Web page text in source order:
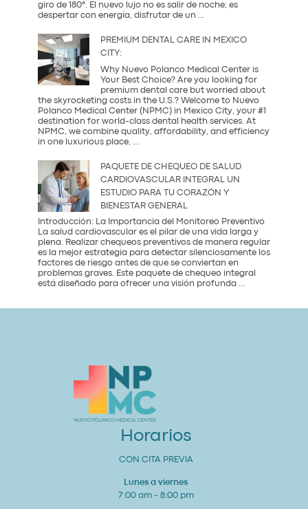
giro de 180°. El nuevo lujo no es salir de noche; es
despertar con energía, disfrutar de un ...
una
Descubre
la
tendencia
más
saludable
del
2026
PREMIUM DENTAL CARE IN MEXICO
CITY:
Why Nuevo Polanco Medical Center is
Your Best Choice? Are you looking for
premium dental care but worried about
the skyrocketing costs in the U.S.? Welcome to Nuevo
Polanco Medical Center (NPMC) in Mexico City, your #1
destination for world-class dental health services. At
NPMC, we combine quality, affordability, and efficiency
in one luxurious place,
Care
Mexico
City:
PAQUETE DE CHEQUEO DE SALUD
CARDIOVASCULAR INTEGRAL UN
ESTUDIO PARA TU CORAZÓN Y
BIENESTAR GENERAL
Introducción: La Importancia del Monitoreo Preventivo
La salud cardiovascular es el pilar de una vida larga y
plena. Realizar chequeos preventivos de manera regular
es la mejor estrategia para detectar silenciosamente los
factores de riesgo antes de que se conviertan en
problemas graves. Este paquete de chequeo integral
está diseñado para ofrecer una visión profunda ...
Horarios
CON CITA PREVIA
Lunes a viernes
7:00 am - 8:00 pm